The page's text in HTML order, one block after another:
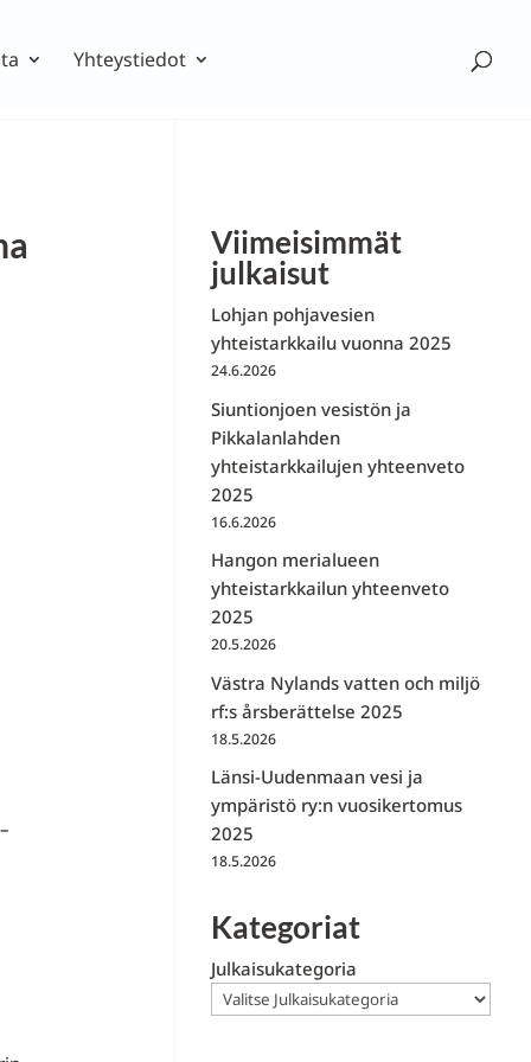
Yhteystiedot
Viimeisimmät
julkaisut
Lohjan pohjavesien
yhteistarkkailu vuonna 2025
24.6.2026
Siuntionjoen vesistön ja
Pikkalanlahden
yhteistarkkailujen yhteenveto
2025
16.6.2026
Hangon merialueen
yhteistarkkailun yhteenveto
2025
20.5.2026
Västra Nylands vatten och miljö
rf:s årsberättelse 2025
18.5.2026
Länsi-Uudenmaan vesi ja
ympäristö ry:n vuosikertomus
2025
18.5.2026
Kategoriat
Julkaisukategoria